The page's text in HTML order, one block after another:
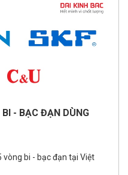
- BẠC ĐẠN DÙNG
vòng bi - bạc đạn tại Việt